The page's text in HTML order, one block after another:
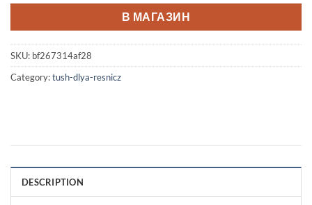
В МАГАЗИН
SKU: bf267314af28
Category:tush-dlya-resnicz
DESCRIPTION